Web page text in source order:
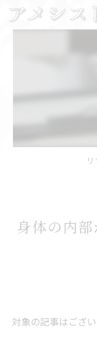
身体の内
対象の記事はござ